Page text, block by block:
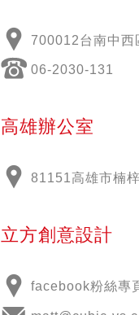
700012台南中西
06-2030-131
高雄辦公室
81151高雄市楠
立方創意設計
facebook粉絲專